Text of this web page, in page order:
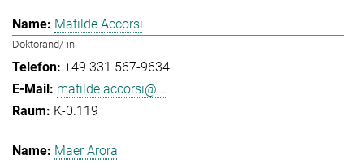
Matilde Accorsi
Doktorand/-in
+49 331 567-9634
matilde.accorsi@...
K-0.119
Maer Arora